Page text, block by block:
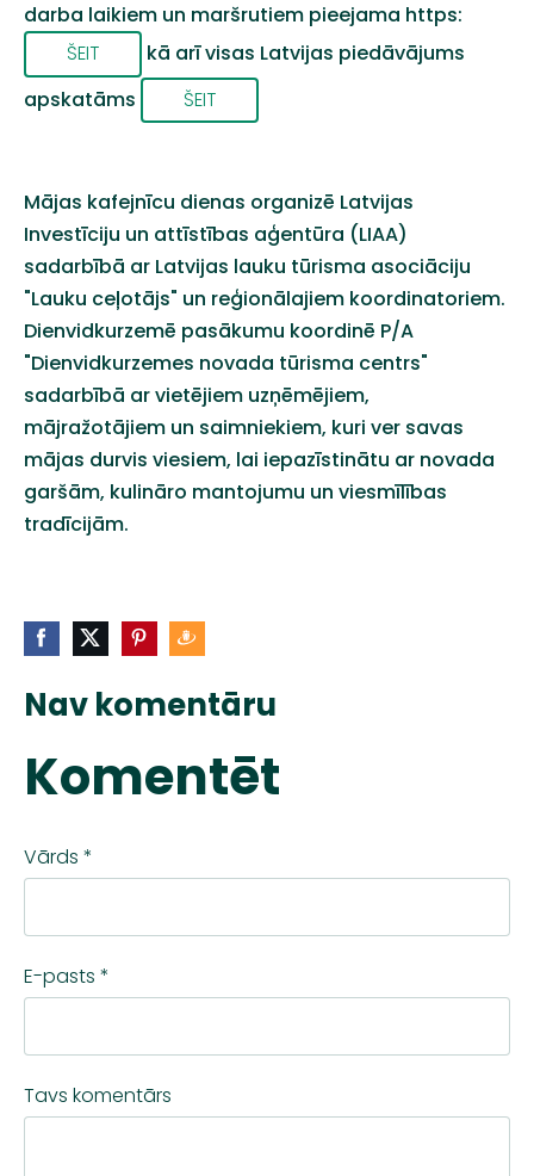
darba laikiem un maršrutiem pieejama https:
ŠEIT
kā arī visas Latvijas piedāvājums
apskatāms
ŠEIT
Mājas kafejnīcu dienas organizē Latvijas
Investīciju un attīstības aģentūra (LIAA)
sadarbībā ar Latvijas lauku tūrisma asociāciju
"Lauku ceļotājs" un reģionālajiem koordinatoriem.
Dienvidkurzemē pasākumu koordinē P/A
"Dienvidkurzemes novada tūrisma centrs"
sadarbībā ar vietējiem uzņēmējiem,
mājražotājiem un saimniekiem, kuri ver savas
mājas durvis viesiem, lai iepazīstinātu ar novada
garšām, kulināro mantojumu un viesmīlības
tradīcijām.
Nav komentāru
Komentēt
Vārds *
E-pasts *
Tavs komentārs